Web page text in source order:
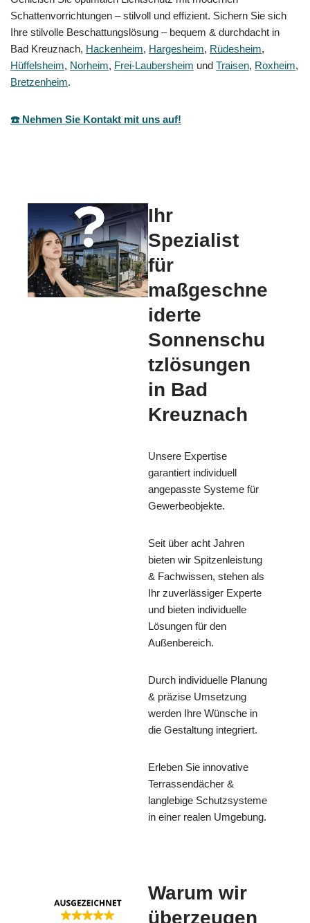
Schattenvorrichtungen – stilvoll und effizient. Sichern Sie sich
Ihre stilvolle Beschattungslösung – bequem & durchdacht in
Bad Kreuznach, Hackenheim, Hargesheim, Rüdesheim,
Hüffelsheim, Norheim, Frei-Laubersheim und Traisen, Roxheim,
Bretzenheim.
☎️ Nehmen Sie Kontakt mit uns auf!
Ihr
Spezialist
für
maßgeschne
iderte
Sonnenschu
tzlösungen
in Bad
Kreuznach
Unsere Expertise
garantiert individuell
angepasste Systeme für
Gewerbeobjekte.
Seit über acht Jahren
bieten wir Spitzenleistung
& Fachwissen, stehen als
Ihr zuverlässiger Experte
und bieten individuelle
Lösungen für den
Außenbereich.
Durch individuelle Planung
& präzise Umsetzung
werden Ihre Wünsche in
die Gestaltung integriert.
Erleben Sie innovative
Terrassendächer &
langlebige Schutzsysteme
in einer realen Umgebung.
Warum wir
überzeugen